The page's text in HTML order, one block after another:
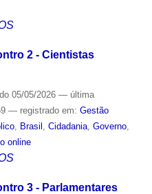
2 - Cientistas
05/05/2026 — última
— registrado em: Gestão
, Brasil , Cidadania, Governo,
online
3 - Parlamentares